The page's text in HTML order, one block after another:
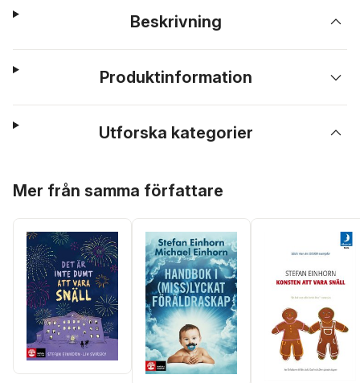
Beskrivning
Produktinformation
Utforska kategorier
Mer från samma författare